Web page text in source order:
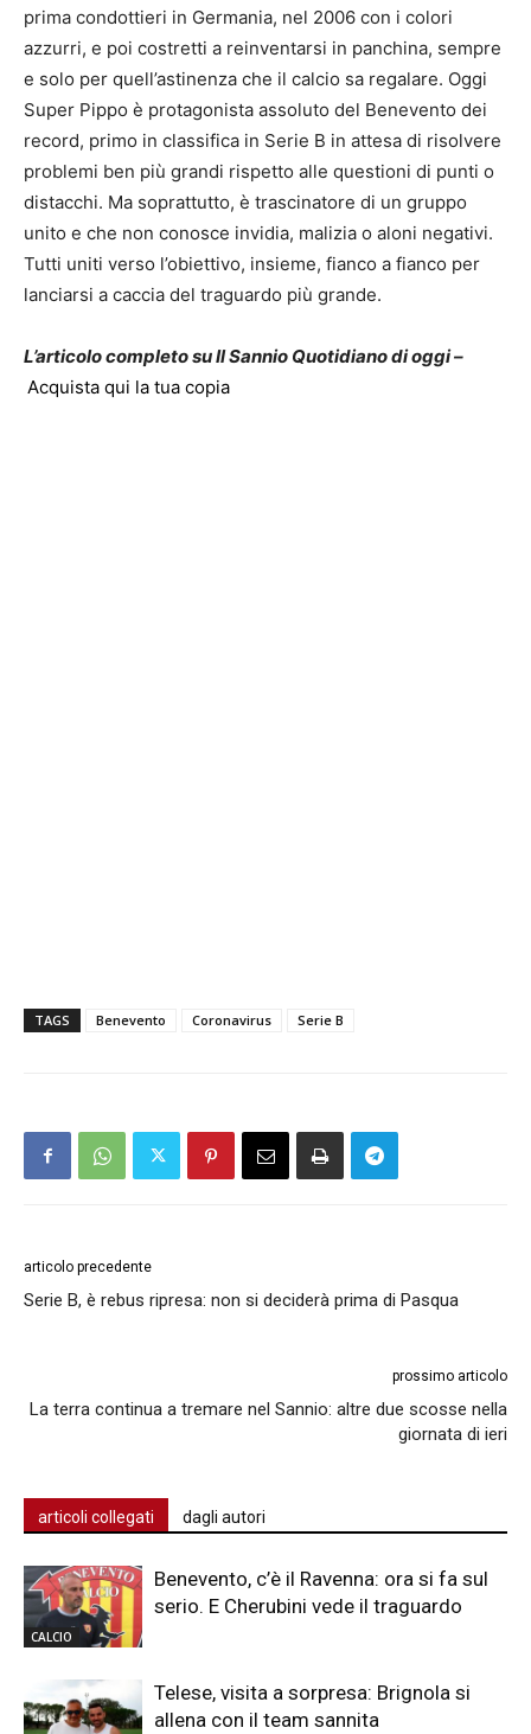
prima condottieri in Germania, nel 2006 con i colori
azzurri, e poi costretti a reinventarsi in panchina, sempre
e solo per quell’astinenza che il calcio sa regalare. Oggi
Super Pippo è protagonista assoluto del Benevento dei
record, primo in classifica in Serie B in attesa di risolvere
problemi ben più grandi rispetto alle questioni di punti o
distacchi. Ma soprattutto, è trascinatore di un gruppo
unito e che non conosce invidia, malizia o aloni negativi.
Tutti uniti verso l’obiettivo, insieme, fianco a fianco per
lanciarsi a caccia del traguardo più grande.
L’articolo completo su Il Sannio Quotidiano di oggi –
Acquista qui la tua copia
TAGS Benevento Coronavirus Serie B
articolo precedente
Serie B, è rebus ripresa: non si deciderà prima di Pasqua
prossimo articolo
La terra continua a tremare nel Sannio: altre due scosse nella
giornata di ieri
articoli collegati dagli autori
CALCIO
Benevento, c’è il Ravenna: ora si fa sul
serio. E Cherubini vede il traguardo
Telese, visita a sorpresa: Brignola si
allena con il team sannita